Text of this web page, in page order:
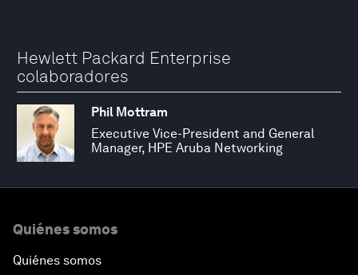
Hewlett Packard Enterprise
colaboradores
Phil Mottram
Executive Vice-President and General
Manager, HPE Aruba Networking
Quiénes somos
Quiénes somos